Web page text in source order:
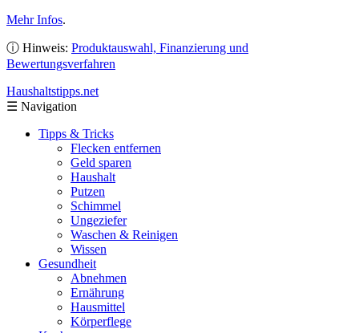
Mehr Infos.
ⓘ Hinweis: Produktauswahl, Finanzierung und
Bewertungsverfahren
Haushaltstipps.net
☰ Navigation
Tipps & Tricks
Flecken entfernen
Geld sparen
Haushalt
Putzen
Schimmel
Ungeziefer
Waschen & Reinigen
Wissen
Gesundheit
Abnehmen
Ernährung
Hausmittel
Körperflege